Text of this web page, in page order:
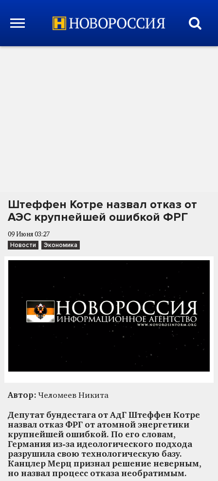
Штеффен Котре назвал отказ от
АЭС крупнейшей ошибкой ФРГ
09 Июня 03:27
Новости Экономика
Автор: Челомеев Никита
Депутат бундестага от АдГ Штеффен Котре
назвал отказ ФРГ от атомной энергетики
крупнейшей ошибкой. По его словам,
Германия из-за идеологического подхода
разрушила свою технологическую базу.
Канцлер Мерц признал решение неверным,
но назвал процесс отказа необратимым.